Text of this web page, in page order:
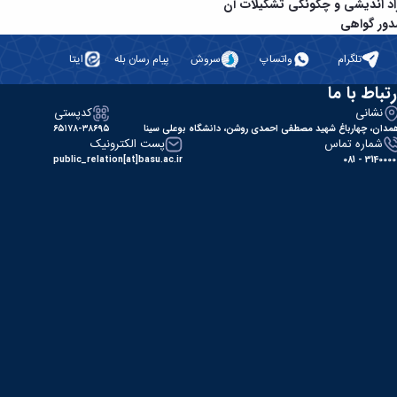
اندیشی و چگونگی تشکیلات آن
گواهی
تلگرام واتساپ سروش پیام رسان بله ایتا
با ما
نشانی
چهارباغ شهید مصطفی احمدی روشن، دانشگاه بوعلی سینا
کدپستی
۶۵۱۷۸-۳۸۶۹۵
شماره تماس
31400000 -
پست الکترونیک
public_relation[at]basu.ac.ir